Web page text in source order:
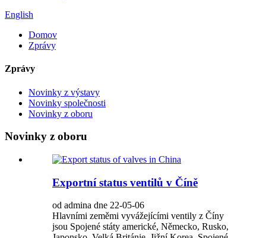
English
Domov
Zprávy
Zprávy
Novinky z výstavy
Novinky společnosti
Novinky z oboru
Novinky z oboru
Exportní status ventilů v Číně
od admina dne 22-05-06
Hlavními zeměmi vyvážejícími ventily z Číny
jsou Spojené státy americké, Německo, Rusko,